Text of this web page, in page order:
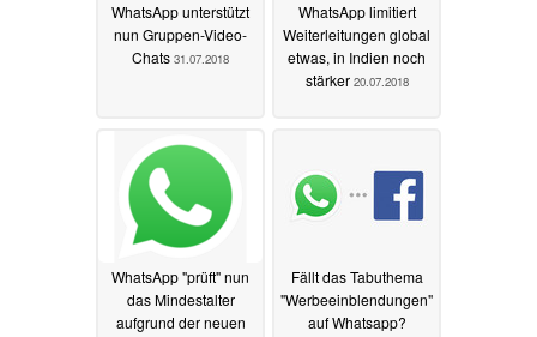
WhatsApp unterstützt
nun Gruppen-Video-
Chats 31.07.2018
WhatsApp limitiert
Weiterleitungen global
etwas, in Indien noch
stärker 20.07.2018
WhatsApp "prüft" nun
das Mindestalter
aufgrund der neuen
Fällt das Tabuthema
"Werbeeinblendungen"
auf Whatsapp?